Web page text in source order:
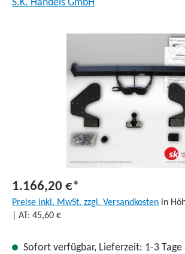
S.K. Handels GmbH
1.166,20 €*
Preise inkl. MwSt. zzgl. Versandkosten in
| AT: 45,60 €
Sofort verfügbar, Lieferzeit: 1-3 Tage